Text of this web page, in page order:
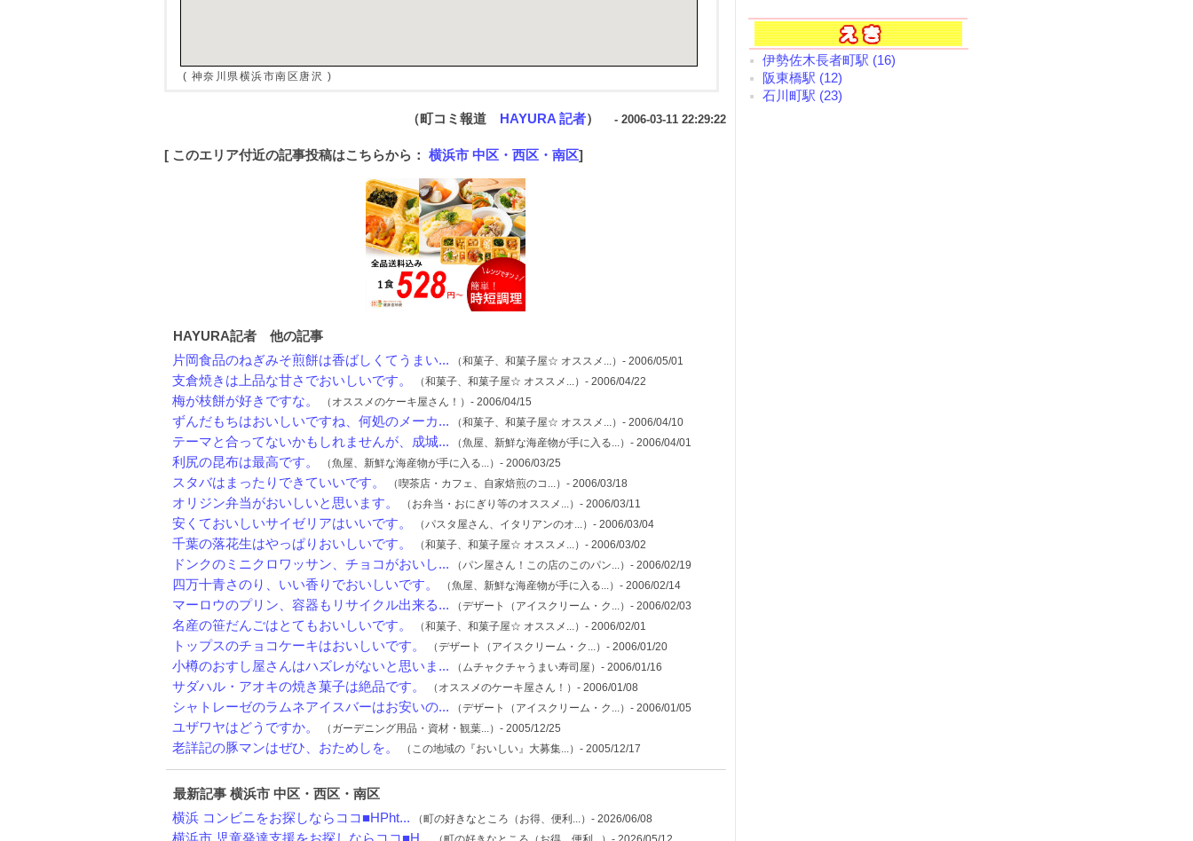
( 神奈川県横浜市南区唐沢 )
（町コミ報道 HAYURA 記者） - 2006-03-11 22:29:22
[ このエリア付近の記事投稿はこちらから： 横浜市 中区・西区・南区]
HAYURA記者 他の記事
片岡食品のねぎみそ煎餅は香ばしくてうまい... （和菓子、和菓子屋☆ オススメ...）- 2006/05/01
支倉焼きは上品な甘さでおいしいです。 （和菓子、和菓子屋☆ オススメ...）- 2006/04/22
梅が枝餅が好きですな。 （オススメのケーキ屋さん！）- 2006/04/15
ずんだもちはおいしいですね、何処のメーカ... （和菓子、和菓子屋☆ オススメ...）- 2006/04/10
テーマと合ってないかもしれませんが、成城... （魚屋、新鮮な海産物が手に入る...）- 2006/04/01
利尻の昆布は最高です。 （魚屋、新鮮な海産物が手に入る...）- 2006/03/25
スタバはまったりできていいです。 （喫茶店・カフェ、自家焙煎のコ...）- 2006/03/18
オリジン弁当がおいしいと思います。 （お弁当・おにぎり等のオススメ...）- 2006/03/11
安くておいしいサイゼリアはいいです。 （パスタ屋さん、イタリアンのオ...）- 2006/03/04
千葉の落花生はやっぱりおいしいです。 （和菓子、和菓子屋☆ オススメ...）- 2006/03/02
ドンクのミニクロワッサン、チョコがおいし... （パン屋さん！この店のこのパン...）- 2006/02/19
四万十青さのり、いい香りでおいしいです。 （魚屋、新鮮な海産物が手に入る...）- 2006/02/14
マーロウのプリン、容器もリサイクル出来る... （デザート（アイスクリーム・ク...）- 2006/02/03
名産の笹だんごはとてもおいしいです。 （和菓子、和菓子屋☆ オススメ...）- 2006/02/01
トップスのチョコケーキはおいしいです。 （デザート（アイスクリーム・ク...）- 2006/01/20
小樽のおすし屋さんはハズレがないと思いま... （ムチャクチャうまい寿司屋）- 2006/01/16
サダハル・アオキの焼き菓子は絶品です。 （オススメのケーキ屋さん！）- 2006/01/08
シャトレーゼのラムネアイスバーはお安いの... （デザート（アイスクリーム・ク...）- 2006/01/05
ユザワヤはどうですか。 （ガーデニング用品・資材・観葉...）- 2005/12/25
老詳記の豚マンはぜひ、おためしを。 （この地域の『おいしい』大募集...）- 2005/12/17
最新記事 横浜市 中区・西区・南区
横浜 コンビニをお探しならココ■HPht... （町の好きなところ（お得、便利...）- 2026/06/08
伊勢佐木長者町駅 (16)
阪東橋駅 (12)
石川町駅 (23)